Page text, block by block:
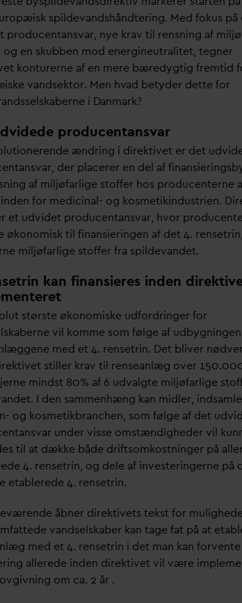
spildevandshåndtering. Med fokus på
producentansvar, nye krav til rensning af
og en skubben mod energineutralitet, tegner
konturerne af en mere bæredygtig fremtid
vandsektor. Men hvad betyder dette for
andsselskaberne i Danmark?
producentansvar
ændring i direktivet er det
var, der placerer en del af
af miljøfarlige stoffer hos producenterne
for medicinal- og kosmetikindustrien.
et udvidet producentansvar, hvor
økonomisk til finansieringen af det 4.
miljøfarlige stoffer fra spildevandet.
kan finansieres inden
største økonomiske udfordringer for
vil komme som følge af
med et 4. rensetrin. Det bliver
stiller krav til renseanlæg over
mindst 80% af 6 udvalgte miljøfarlige
andet. I den sammenhæng kan midler,
og kosmetikbranchen, som følge af det
var under visse omstændigheder vil
til at dække både driftsomkostninger på
4. rensetrin, og dele af investeringerne på
etablerede 4. rensetrin.
åbner direktivets tekst for
vandselskaber kan tage fat på at
med et 4. rensetrin i det man kan
allerede inden direktivet vil være
om ca. 2 år .